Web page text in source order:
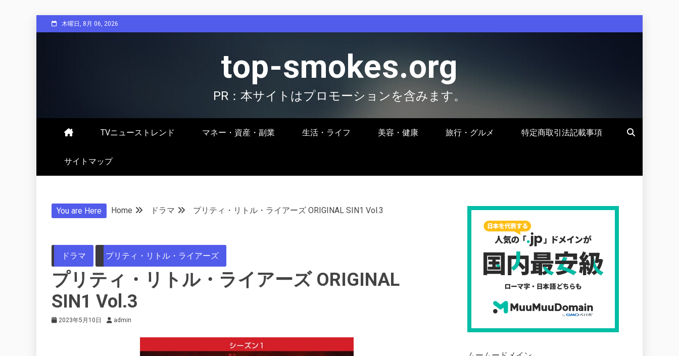
to
木曜日, 8月 06, 2026
top-smokes.org
PR：本サイトはプロモーションを含みます。
TVニューストレンド マネー・資産・副業 生活・ライフ 美容・健康 旅行・グルメ 特定商取引法記載事項
サイトマップ
You are Here Home ドラマ プリティ・リトル・ライアーズ ORIGINAL SIN1 Vol.3
ドラマ プリティ・リトル・ライアーズ
プリティ・リトル・ライアーズ ORIGINAL
SIN1 Vol.3
2023年5月10日 admin